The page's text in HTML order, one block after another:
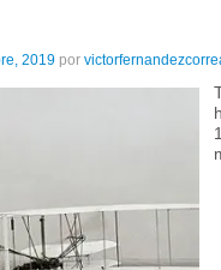
2019 por